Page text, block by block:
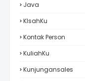
Java
KIsahKu
Kontak Person
KuliahKu
Kunjungansales